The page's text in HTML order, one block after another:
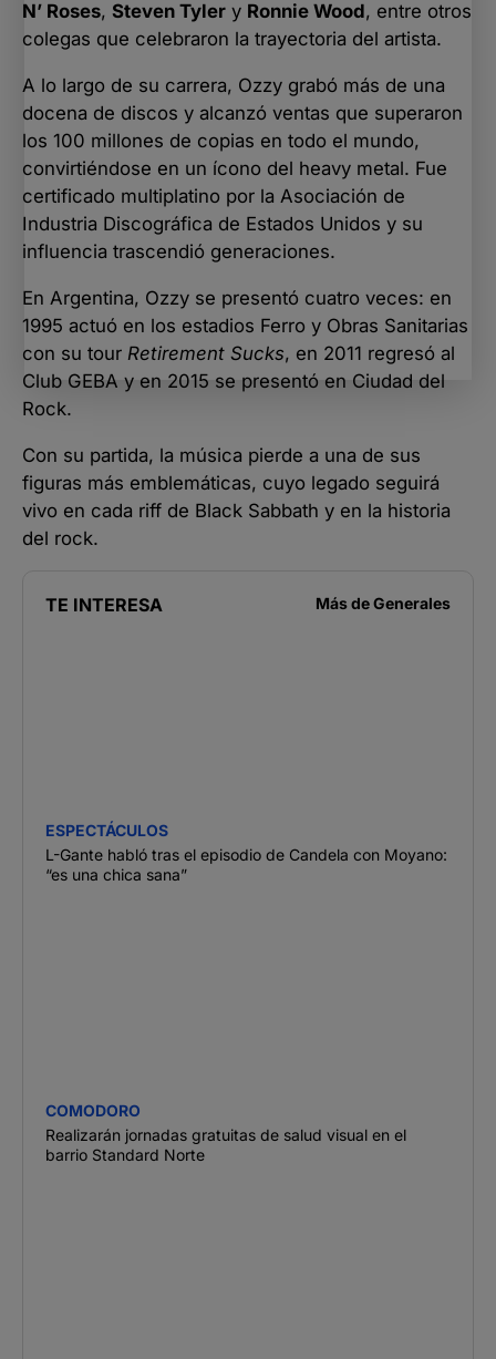
N’ Roses, Steven Tyler y Ronnie Wood, entre otros
colegas que celebraron la trayectoria del artista.
A lo largo de su carrera, Ozzy grabó más de una
docena de discos y alcanzó ventas que superaron
los 100 millones de copias en todo el mundo,
convirtiéndose en un ícono del heavy metal. Fue
certificado multiplatino por la Asociación de
Industria Discográfica de Estados Unidos y su
influencia trascendió generaciones.
En Argentina, Ozzy se presentó cuatro veces: en
1995 actuó en los estadios Ferro y Obras Sanitarias
con su tour Retirement Sucks, en 2011 regresó al
Club GEBA y en 2015 se presentó en Ciudad del
Rock.
Con su partida, la música pierde a una de sus
figuras más emblemáticas, cuyo legado seguirá
vivo en cada riff de Black Sabbath y en la historia
del rock.
TE INTERESA Más deGenerales
ESPECTÁCULOS
L-Gante habló tras el episodio de Candela con Moyano:
“es una chica sana”
COMODORO
Realizarán jornadas gratuitas de salud visual en el
barrio Standard Norte